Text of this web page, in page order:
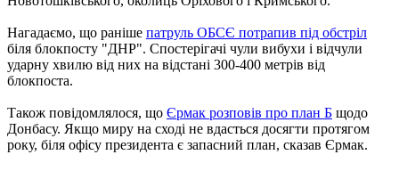
Нагадаємо, що раніше патруль ОБСЄ потрапив під обстріл
біля блокпосту "ДНР". Спостерігачі чули вибухи і відчули
ударну хвилю від них на відстані 300-400 метрів від
блокпоста.
Також повідомлялося, що Єрмак розповів про план Б щодо
Донбасу. Якщо миру на сході не вдасться досягти протягом
року, біля офісу президента є запасний план, сказав Єрмак.